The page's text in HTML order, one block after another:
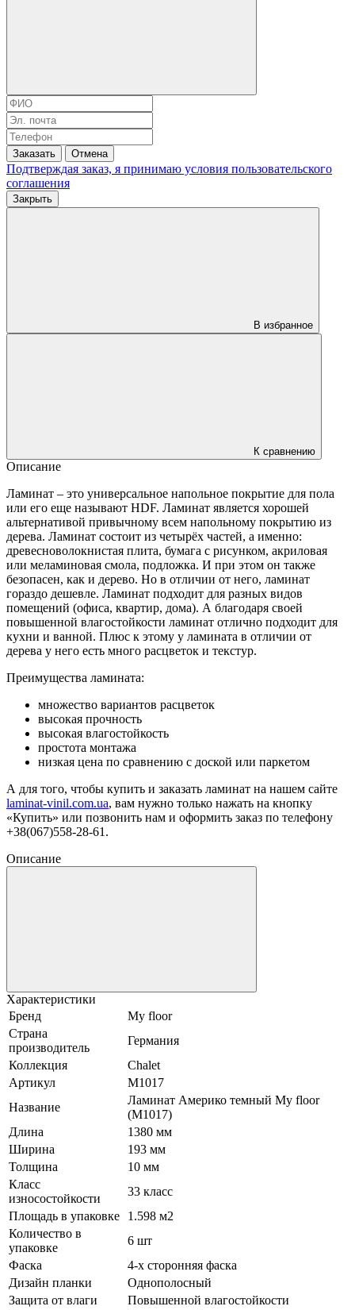
Заказать Отмена
Подтверждая заказ, я принимаю условия пользовательского
соглашения
Закрыть
В избранное
К сравнению
Описание
Ламинат – это универсальное напольное покрытие для пола
или его еще называют HDF. Ламинат является хорошей
альтернативой привычному всем напольному покрытию из
дерева. Ламинат состоит из четырёх частей, а именно:
древесноволокнистая плита, бумага с рисунком, акриловая
или меламиновая смола, подложка. И при этом он также
безопасен, как и дерево. Но в отличии от него, ламинат
гораздо дешевле. Ламинат подходит для разных видов
помещений (офиса, квартир, дома). А благодаря своей
повышенной влагостойкости ламинат отлично подходит для
кухни и ванной. Плюс к этому у ламината в отличии от
дерева у него есть много расцветок и текстур.
Преимущества ламината:
множество вариантов расцветок
высокая прочность
высокая влагостойкость
простота монтажа
низкая цена по сравнению с доской или паркетом
А для того, чтобы купить и заказать ламинат на нашем сайте
laminat-vinil.com.ua, вам нужно только нажать на кнопку
«Купить» или позвонить нам и оформить заказ по телефону
+38(067)558-28-61.
Описание
Характеристики
Бренд
My floor
Страна
производитель
Германия
Коллекция
Chalet
Артикул
M1017
Название
Ламинат Америко темный My floor
(M1017)
Длина
1380 мм
Ширина
193 мм
Толщина
10 мм
Класс
износостойкости
33 класс
Площадь в упаковке
1.598 м2
Количество в
упаковке
6 шт
Фаска
4-х сторонняя фаска
Дизайн планки
Однополосный
Защита от влаги
Повышенной влагостойкости